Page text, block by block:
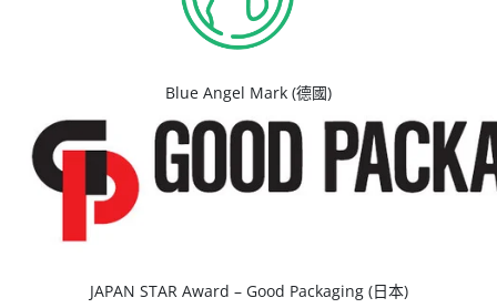
Blue Angel Mark (德國)
JAPAN STAR Award – Good Packaging (日本)